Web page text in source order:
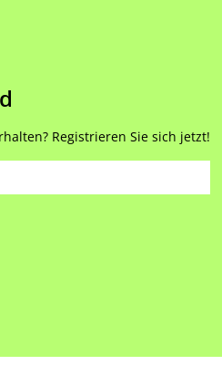
Registrieren Sie sich jetzt!